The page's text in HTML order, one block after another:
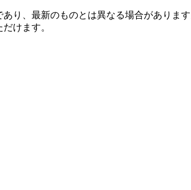
り、最新のものとは異なる場合があります
けます。